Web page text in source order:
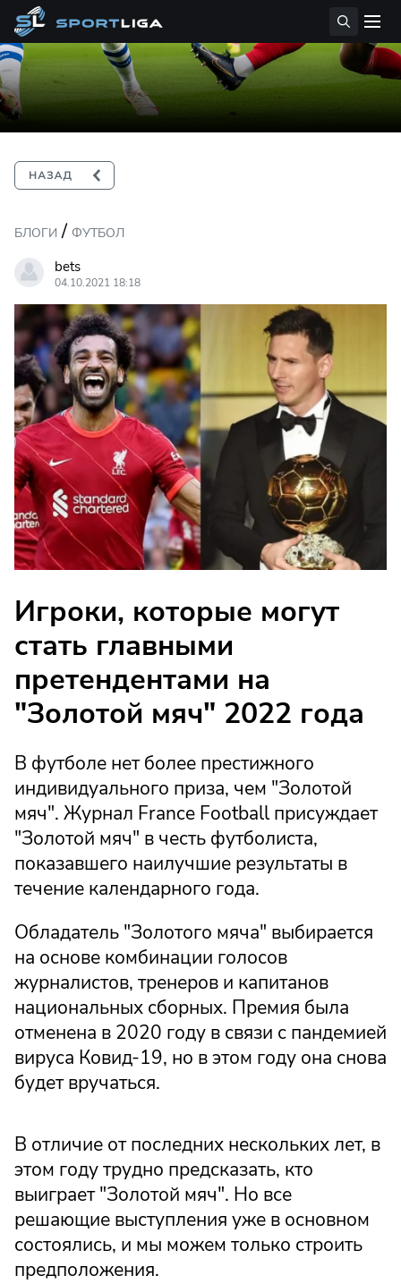
БЛОГИ / ФУТБОЛ
bets
04.10.2021 18:18
Игроки, которые могут
стать главными
претендентами на
"Золотой мяч" 2022 года
В футболе нет более престижного
индивидуального приза, чем "Золотой
мяч". Журнал France Football присуждает
"Золотой мяч" в честь футболиста,
показавшего наилучшие результаты в
течение календарного года.
Обладатель "Золотого мяча" выбирается
на основе комбинации голосов
журналистов, тренеров и капитанов
национальных сборных. Премия была
отменена в 2020 году в связи с пандемией
вируса Ковид-19, но в этом году она снова
будет вручаться.
В отличие от последних нескольких лет, в
этом году трудно предсказать, кто
выиграет "Золотой мяч". Но все
решающие выступления уже в основном
состоялись, и мы можем только строить
предположения.